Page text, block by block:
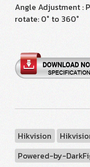
Angle Adjustment :
rotate: 0° to 360°
Hikvision
Powered-by-